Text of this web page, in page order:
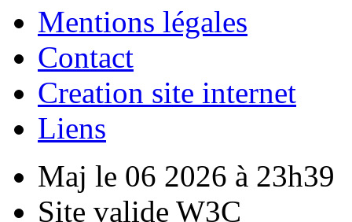
Mentions légales
Contact
Creation site internet
Liens
Maj le 06 2026 à 23h39
Site valide W3C